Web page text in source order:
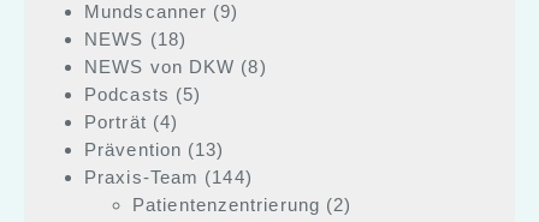
Mundscanner (9)
NEWS (18)
NEWS von DKW (8)
Podcasts (5)
Porträt (4)
Prävention (13)
Praxis-Team (144)
Patientenzentrierung (2)